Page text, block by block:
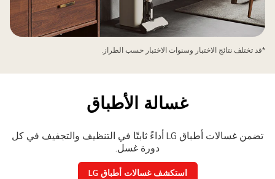
*قد تختلف نتائج الاختبار وسنوات الاختبار حسب الطراز.
غسالة الأطباق
تضمن غسالات أطباق LG أداءً ثابتًا في التنظيف والتجفيف في كل
دورة غسل.
استكشف غسالات أطباق LG